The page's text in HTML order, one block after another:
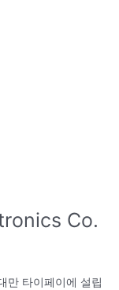
Co.
만 타이페이에 설립